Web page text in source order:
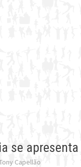
se
Capellão